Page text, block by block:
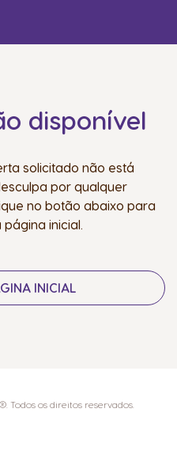
disponível
solicitado não está
por qualquer
no botão abaixo para
inicial.
INICIAL
Todos os direitos reservados.